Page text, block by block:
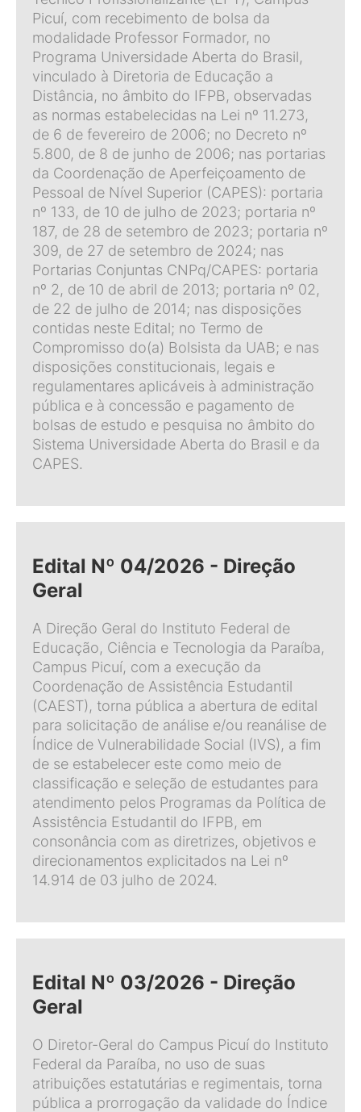
Picuí, com recebimento de bolsa da
modalidade Professor Formador, no
Programa Universidade Aberta do Brasil,
vinculado à Diretoria de Educação a
Distância, no âmbito do IFPB, observadas
as normas estabelecidas na Lei nº 11.273,
de 6 de fevereiro de 2006; no Decreto nº
5.800, de 8 de junho de 2006; nas portarias
da Coordenação de Aperfeiçoamento de
Pessoal de Nível Superior (CAPES): portaria
nº 133, de 10 de julho de 2023; portaria nº
187, de 28 de setembro de 2023; portaria nº
309, de 27 de setembro de 2024; nas
Portarias Conjuntas CNPq/CAPES: portaria
nº 2, de 10 de abril de 2013; portaria nº 02,
de 22 de julho de 2014; nas disposições
contidas neste Edital; no Termo de
Compromisso do(a) Bolsista da UAB; e nas
disposições constitucionais, legais e
regulamentares aplicáveis à administração
pública e à concessão e pagamento de
bolsas de estudo e pesquisa no âmbito do
Sistema Universidade Aberta do Brasil e da
CAPES.
Edital Nº 04/2026 - Direção
Geral
A Direção Geral do Instituto Federal de
Educação, Ciência e Tecnologia da Paraíba,
Campus Picuí, com a execução da
Coordenação de Assistência Estudantil
(CAEST), torna pública a abertura de edital
para solicitação de análise e/ou reanálise de
Índice de Vulnerabilidade Social (IVS), a fim
de se estabelecer este como meio de
classificação e seleção de estudantes para
atendimento pelos Programas da Política de
Assistência Estudantil do IFPB, em
consonância com as diretrizes, objetivos e
direcionamentos explicitados na Lei nº
14.914 de 03 julho de 2024.
Edital Nº 03/2026 - Direção
Geral
O Diretor-Geral do Campus Picuí do Instituto
Federal da Paraíba, no uso de suas
atribuições estatutárias e regimentais, torna
pública a prorrogação da validade do Índice